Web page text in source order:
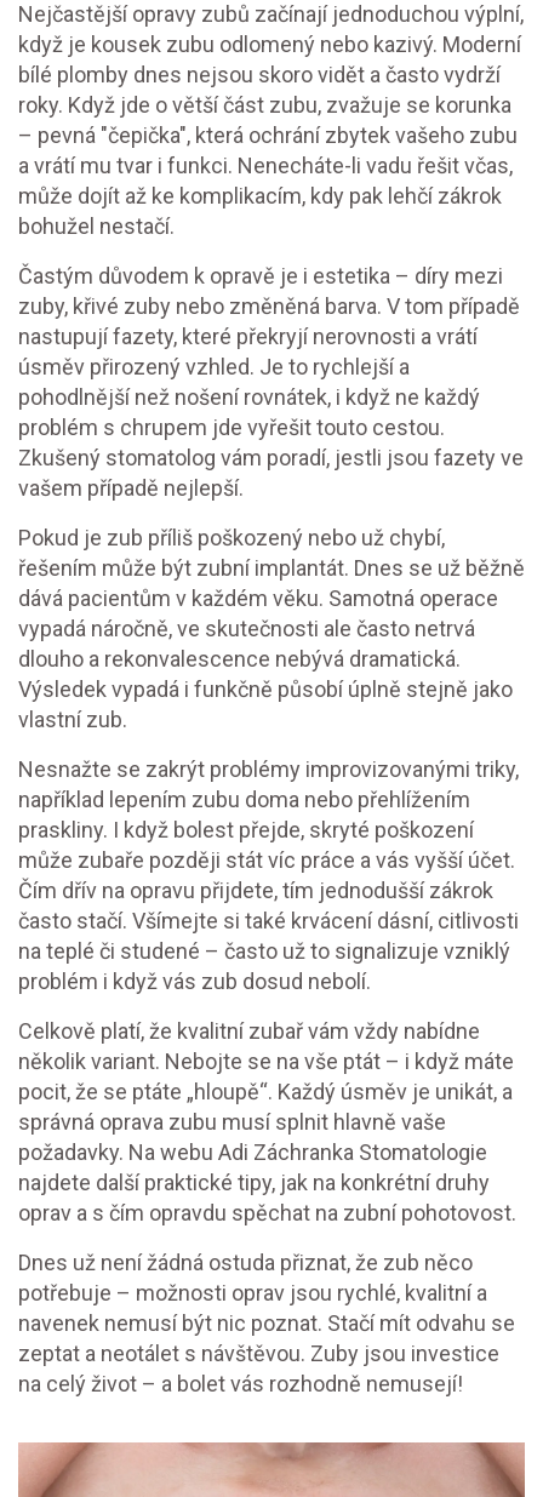
Nejčastější opravy zubů začínají jednoduchou výplní,
když je kousek zubu odlomený nebo kazivý. Moderní
bílé plomby dnes nejsou skoro vidět a často vydrží
roky. Když jde o větší část zubu, zvažuje se korunka
– pevná "čepička", která ochrání zbytek vašeho zubu
a vrátí mu tvar i funkci. Nenecháte-li vadu řešit včas,
může dojít až ke komplikacím, kdy pak lehčí zákrok
bohužel nestačí.
Častým důvodem k opravě je i estetika – díry mezi
zuby, křivé zuby nebo změněná barva. V tom případě
nastupují fazety, které překryjí nerovnosti a vrátí
úsměv přirozený vzhled. Je to rychlejší a
pohodlnější než nošení rovnátek, i když ne každý
problém s chrupem jde vyřešit touto cestou.
Zkušený stomatolog vám poradí, jestli jsou fazety ve
vašem případě nejlepší.
Pokud je zub příliš poškozený nebo už chybí,
řešením může být zubní implantát. Dnes se už běžně
dává pacientům v každém věku. Samotná operace
vypadá náročně, ve skutečnosti ale často netrvá
dlouho a rekonvalescence nebývá dramatická.
Výsledek vypadá i funkčně působí úplně stejně jako
vlastní zub.
Nesnažte se zakrýt problémy improvizovanými triky,
například lepením zubu doma nebo přehlížením
praskliny. I když bolest přejde, skryté poškození
může zubaře později stát víc práce a vás vyšší účet.
Čím dřív na opravu přijdete, tím jednodušší zákrok
často stačí. Všímejte si také krvácení dásní, citlivosti
na teplé či studené – často už to signalizuje vzniklý
problém i když vás zub dosud nebolí.
Celkově platí, že kvalitní zubař vám vždy nabídne
několik variant. Nebojte se na vše ptát – i když máte
pocit, že se ptáte „hloupě“. Každý úsměv je unikát, a
správná oprava zubu musí splnit hlavně vaše
požadavky. Na webu Adi Záchranka Stomatologie
najdete další praktické tipy, jak na konkrétní druhy
oprav a s čím opravdu spěchat na zubní pohotovost.
Dnes už není žádná ostuda přiznat, že zub něco
potřebuje – možnosti oprav jsou rychlé, kvalitní a
navenek nemusí být nic poznat. Stačí mít odvahu se
zeptat a neotálet s návštěvou. Zuby jsou investice
na celý život – a bolet vás rozhodně nemusejí!